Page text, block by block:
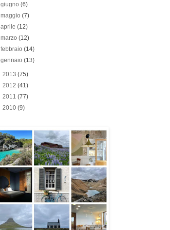
giugno(6)
maggio(7)
aprile(12)
marzo(12)
febbraio(14)
gennaio(13)
2013 (75)
2012 (41)
2011 (77)
2010 (9)